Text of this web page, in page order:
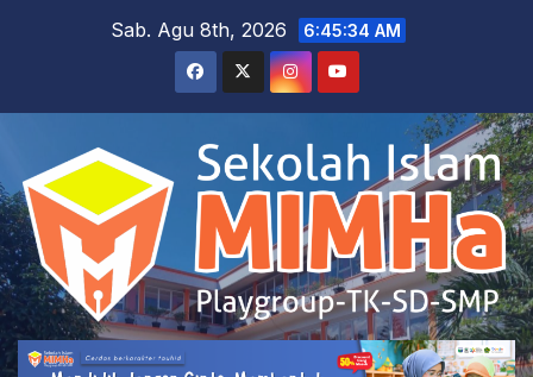
Sab. Agu 8th, 2026 6:45:35 AM